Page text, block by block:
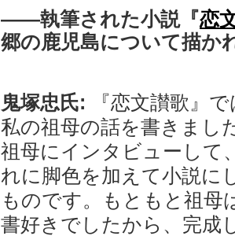
――執筆された小説『恋
郷の鹿児島について描か
鬼塚忠氏: 『恋文讃歌』
私の祖母の話を書きまし
祖母にインタビューして
れに脚色を加えて小説に
ものです。もともと祖母
書好きでしたから、完成